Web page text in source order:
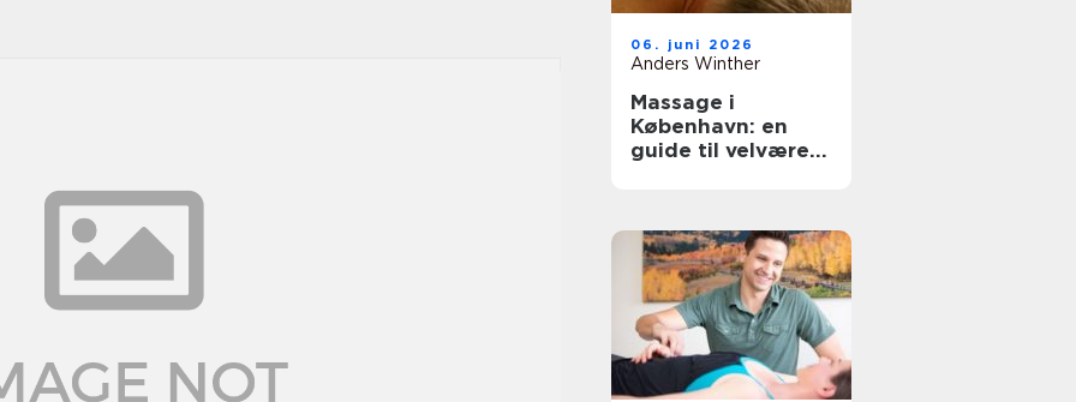
06. juni 2026
Anders Winther
Massage i
København: en
guide til velvære i